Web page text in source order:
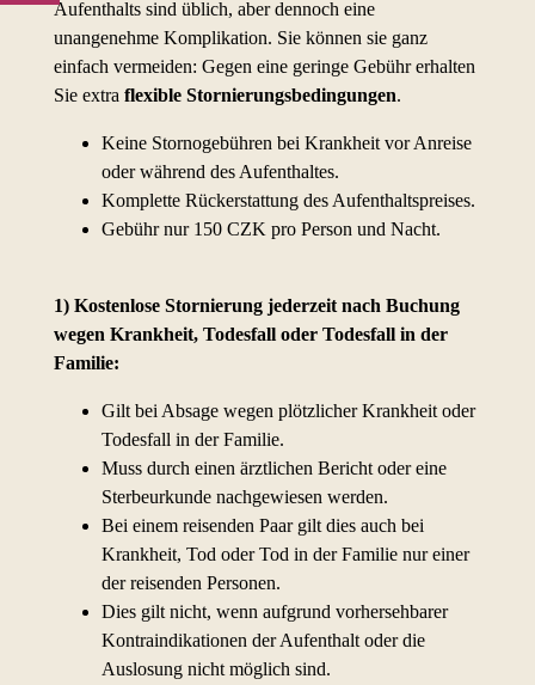
Aufenthalts sind üblich, aber dennoch eine
unangenehme Komplikation. Sie können sie ganz
einfach vermeiden: Gegen eine geringe Gebühr erhalten
Sie extra flexible Stornierungsbedingungen.
Keine Stornogebühren bei Krankheit vor Anreise
oder während des Aufenthaltes.
Komplette Rückerstattung des Aufenthaltspreises.
Gebühr nur 150 CZK pro Person und Nacht.
1) Kostenlose Stornierung jederzeit nach Buchung
wegen Krankheit, Todesfall oder Todesfall in der
Familie:
Gilt bei Absage wegen plötzlicher Krankheit oder
Todesfall in der Familie.
Muss durch einen ärztlichen Bericht oder eine
Sterbeurkunde nachgewiesen werden.
Bei einem reisenden Paar gilt dies auch bei
Krankheit, Tod oder Tod in der Familie nur einer
der reisenden Personen.
Dies gilt nicht, wenn aufgrund vorhersehbarer
Kontraindikationen der Aufenthalt oder die
Auslosung nicht möglich sind.